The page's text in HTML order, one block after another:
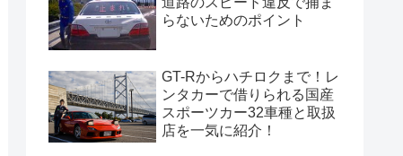
らないためのポイント
GT-Rからハチロクまで！レ
ンタカーで借りられる国産
スポーツカー32車種と取扱
店を一気に紹介！